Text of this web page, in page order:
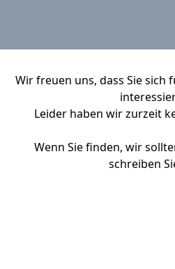
Wir freuen uns, dass Sie sich
Leider haben wir zurzeit
Wenn Sie finden, wir
schreiben